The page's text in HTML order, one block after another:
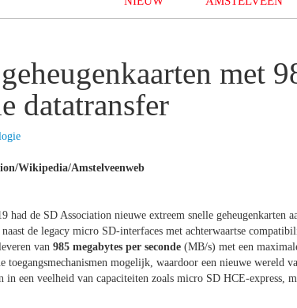
met
datatransfer
Wikipedia/Amstelveenweb
had de SD Association nieuwe extreem snelle
naast de legacy micro SD-interfaces met achterwaartse
van 985 megabytes per seconde (MB/s) met een
toegangsmechanismen mogelijk, waardoor een nieuwe wereld
in een veelheid van capaciteiten zoals micro SD HCE-